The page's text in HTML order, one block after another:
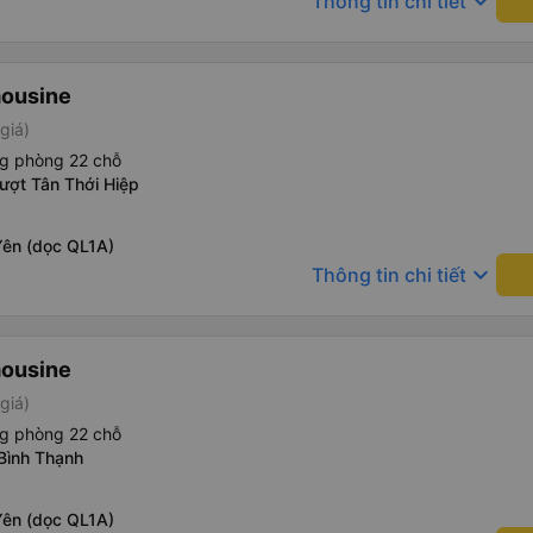
phòng 22 chỗ
Tân Thới Hiệp
(dọc QL1A)
Thông tin chi tiết keyboard_arrow_down
phòng 22 chỗ
Thạnh
(dọc QL1A)